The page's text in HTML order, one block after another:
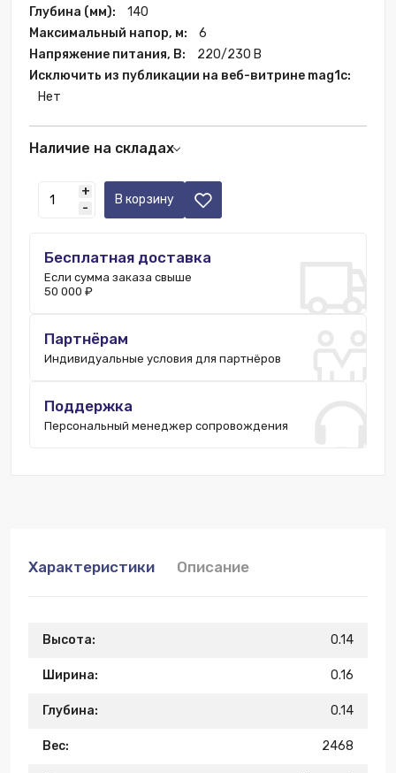
Глубина (мм):
140
Максимальный напор, м:
6
Напряжение питания, В:
220/230 В
Исключить из публикации на веб-витрине mag1c:
Нет
Наличие на складах
Екатеринбург: 4 шт.
5 шт.
Санкт-Петербург: 8 шт.
Уфа:4 шт.
Пятигорск:7 шт.
+
-
В корзину
Бесплатная доставка
Если сумма заказа свыше
50 000 ₽
Партнёрам
Индивидуальные условия для партнёров
Поддержка
Персональный менеджер сопровождения
Характеристики Описание
Высота: 0.14
Ширина: 0.16
Глубина: 0.14
Вес: 2468